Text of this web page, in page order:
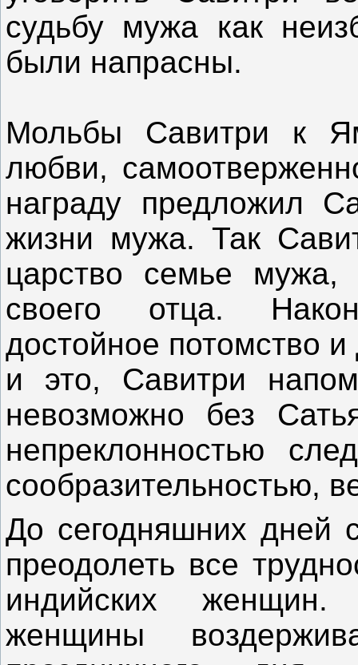
судьбу мужа как
были напрасны.
Мольбы Савитри к
любви,
награду предложил
жизни мужа. Так
царство семье мужа,
своего отца.
достойное потомство
и это, Савитри
невозможно без
непреклонностью
сообразительностью,
До сегодняшних дней
преодолеть все
индийских
женщины